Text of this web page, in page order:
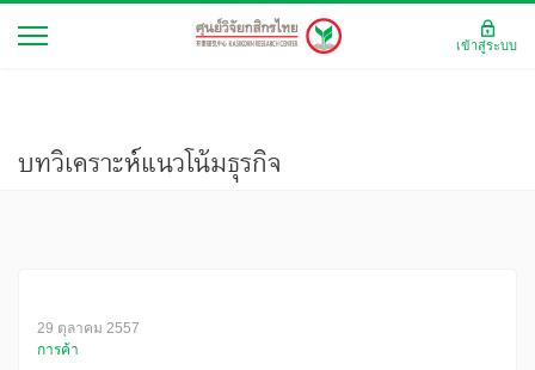
บทวิเคราะห์แนวโน้มธุรกิจ
29 ตุลาคม 2557
การค้า
เข้าสู่ระบบ